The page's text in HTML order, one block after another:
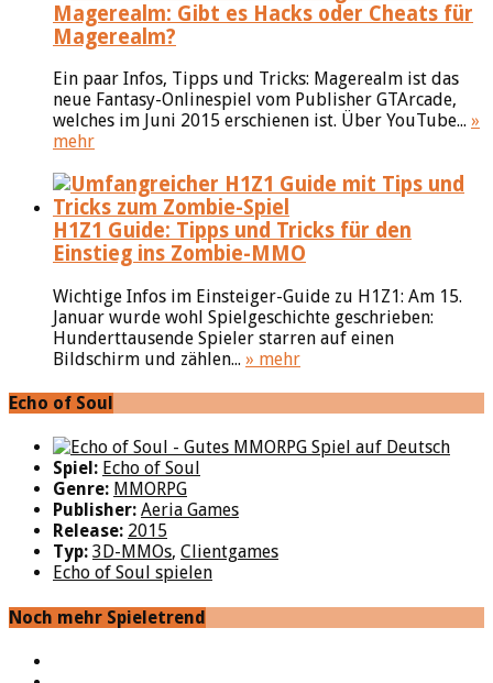
Magerealm: Gibt es Hacks oder Cheats für
Magerealm?
Ein paar Infos, Tipps und Tricks: Magerealm ist das
neue Fantasy-Onlinespiel vom Publisher GTArcade,
welches im Juni 2015 erschienen ist. Über YouTube... »
mehr
H1Z1 Guide: Tipps und Tricks für den
Einstieg ins Zombie-MMO
Wichtige Infos im Einsteiger-Guide zu H1Z1: Am 15.
Januar wurde wohl Spielgeschichte geschrieben:
Hunderttausende Spieler starren auf einen
Bildschirm und zählen... » mehr
Echo of Soul
Spiel: Echo of Soul
Genre: MMORPG
Publisher: Aeria Games
Release: 2015
Typ: 3D-MMOs, Clientgames
Echo of Soul spielen
Noch mehr Spieletrend